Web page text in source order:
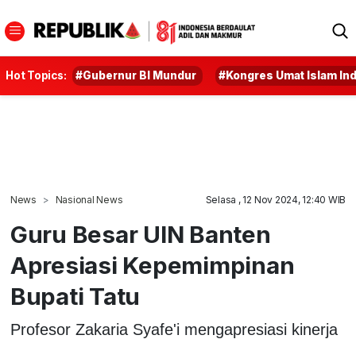
Hot Topics: #Gubernur BI Mundur #Kongres Umat Islam
News Nasional News Selasa , 12 Nov 2024, 12:40 WIB
Guru Besar UIN Banten
Apresiasi Kepemimpinan
Bupati Tatu
Profesor Zakaria Syafe'i mengapresiasi kinerja